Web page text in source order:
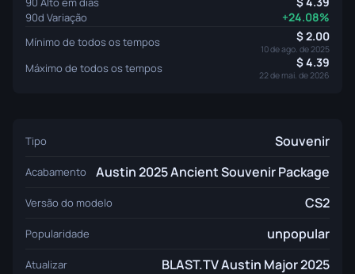
90d Variação +24.08%
Mínimo de todos os tempos 2.00
10 de ago. de 2025
Máximo de todos os tempos 4.39
22 de mai. de 2026
Tipo Souvenir
Acabamento Austin 2025 Ancient Souvenir Package
Versão do modelo CS2
Popularidade unpopular
Atualizar BLAST.TV Austin Major 2025